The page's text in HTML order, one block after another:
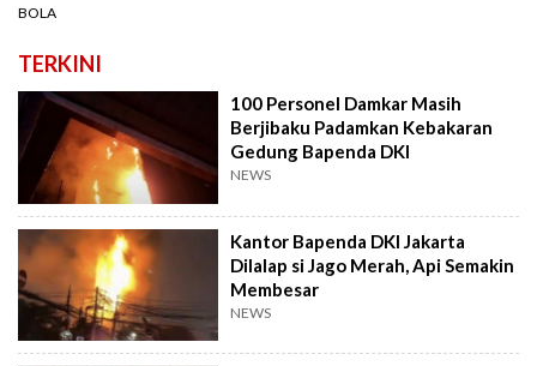
BOLA
TERKINI
100 Personel Damkar Masih
Berjibaku Padamkan Kebakaran
Gedung Bapenda DKI
NEWS
Kantor Bapenda DKI Jakarta
Dilalap si Jago Merah, Api Semakin
Membesar
NEWS